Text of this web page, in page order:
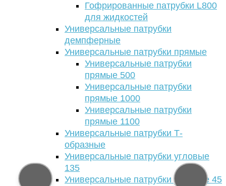
Гофрированные патрубки L800
для жидкостей
Универсальные патрубки
демпферные
Универсальные патрубки прямые
Универсальные патрубки
прямые 500
Универсальные патрубки
прямые 1000
Универсальные патрубки
прямые 1100
Универсальные патрубки Т-
образные
Универсальные патрубки угловые
135
Универсальные патрубки угловые 45